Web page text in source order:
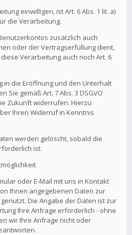
einwilligen, ist Art. 6 Abs. 1 lit. a)
die Verarbeitung.
zusätzlich auch
oder der Vertragserfüllung dient,
Verarbeitung auch noch Art. 6
in die Eröffnung und den Unterhalt
Sie gemäß Art. 7 Abs. 3 DSGVO
Zukunft widerrufen. Hierzu
Ihren Widerruf in Kenntnis
werden gelöscht, sobald die
ist.
oder E-Mail mit uns in Kontakt
Ihnen angegebenen Daten zur
Die Angabe der Daten ist zur
Ihre Anfrage erforderlich - ohne
wir Ihre Anfrage nicht oder